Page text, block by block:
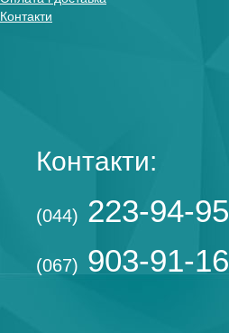
Контакти
Контакти:
(044) 223-94-95
(067) 903-91-16